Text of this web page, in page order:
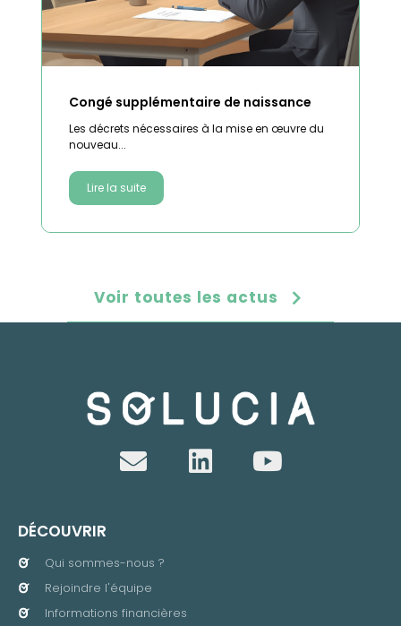
Congé supplémentaire de naissance
Les décrets nécessaires à la mise en œuvre du
nouveau...
Lire la suite
Voir toutes les actus
DÉCOUVRIR
Qui sommes-nous ?
Rejoindre l'équipe
Informations financières